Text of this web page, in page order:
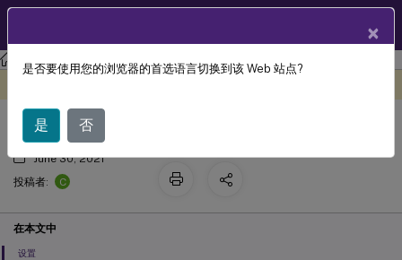
工作区环境管理 Workspace Environment Management 2103
快速注销
June 30, 2021
投稿者:
C
在本文中
设置
×
是否要使用您的浏览器的首选语言切换到该 Web 站点?
是 否